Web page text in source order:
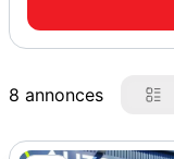
8 annonces